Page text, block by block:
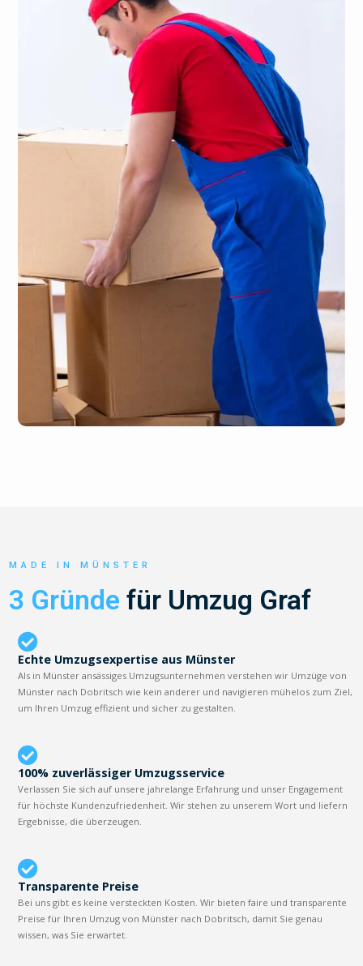
MADE IN MÜNSTER
3 Gründe für Umzug Graf
Echte Umzugsexpertise aus Münster
Als in Münster ansässiges Umzugsunternehmen verstehen wir Umzüge von
Münster nach Dobritsch wie kein anderer und navigieren mühelos zum Ziel,
um Ihren Umzug effizient und sicher zu gestalten.
100% zuverlässiger Umzugsservice
Verlassen Sie sich auf unsere jahrelange Erfahrung und unser Engagement
für höchste Kundenzufriedenheit. Wir stehen zu unserem Wort und liefern
Ergebnisse, die überzeugen.
Transparente Preise
Bei uns gibt es keine versteckten Kosten. Wir bieten faire und transparente
Preise für Ihren Umzug von Münster nach Dobritsch, damit Sie genau
wissen, was Sie erwartet.